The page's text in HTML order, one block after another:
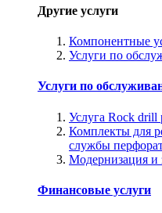
Другие услуги
Компонентные
Услуги по
Услуги по
Услуга Rock drill
Комплекты для
службы
Модернизация и
Финансовые услуги